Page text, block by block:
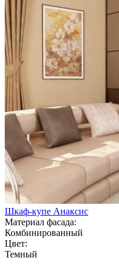
Шкаф-купе Анаксис
Материал фасада:
Комбинированный
Цвет:
Темный